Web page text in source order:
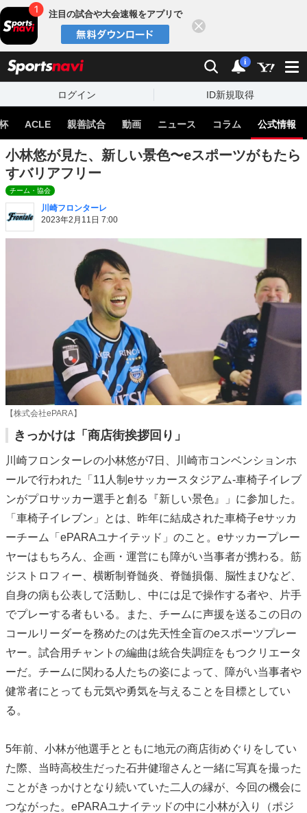
注目の試合や大会速報をアプリで
検索 通知
i
ログイン ID新規取得
ACLE 親善試合 動画 ニュース コラム 公式情報
小林悠が見た、新しい景色〜eスポーツがもたら
すバリアフリー
チーム・協会
川崎フロンターレ
2023年2月11日 7:00
【株式会社ePARA】
きっかけは「商店街挨拶回り」
川崎フロンターレの小林悠が7日、川崎市コンベンションホ
ールで行われた「11人制eサッカースタジアム-車椅子イレブ
ンがプロサッカー選手と創る『新しい景色』」に参加した。
「車椅子イレブン」とは、昨年に結成された車椅子eサッカ
ーチーム「ePARAユナイテッド」のこと。eサッカープレー
ヤーはもちろん、企画・運営にも障がい当事者が携わる。筋
ジストロフィー、横断制脊髄炎、脊髄損傷、脳性まひなど、
自身の病も公表して活動し、中には足で操作する者や、片手
でプレーする者もいる。また、チームに声援を送るこの日の
コールリーダーを務めたのは先天性全盲のeスポーツプレー
ヤー。試合用チャントの編曲は統合失調症をもつクリエータ
ーだ。チームに関わる人たちの姿によって、障がい当事者や
健常者にとっても元気や勇気を与えることを目標としてい
る。
5年前、小林が他選手とともに地元の商店街めぐりをしてい
た際、当時高校生だった石井健瑠さんと一緒に写真を撮った
ことがきっかけとなり続いていた二人の縁が、今回の機会に
つながった。ePARAユナイテッドの中に小林が入り（ポジ